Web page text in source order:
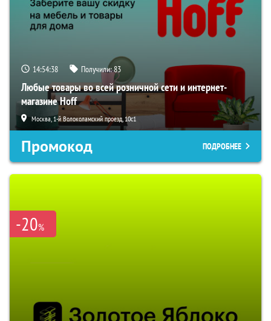
14:54:37 Получили:83
Любые товары во всей розничной сети и интернет-
магазине Hoff
Москва, 1-й Волоколамский проезд, 10с1
Промокод ПОДРОБНЕЕ
-20%